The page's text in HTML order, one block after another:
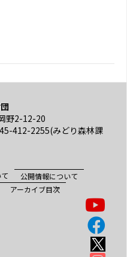
野2-12-20
412-2255(みどり森林課
公開情報について
アーカイブ目次